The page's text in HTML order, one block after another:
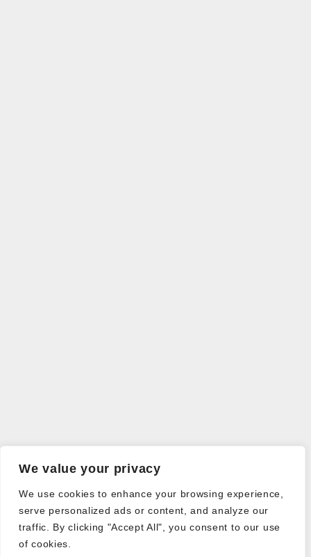
We value your privacy
We use cookies to enhance your browsing experience,
serve personalized ads or content, and analyze our
traffic. By clicking "Accept All", you consent to our use
of cookies.